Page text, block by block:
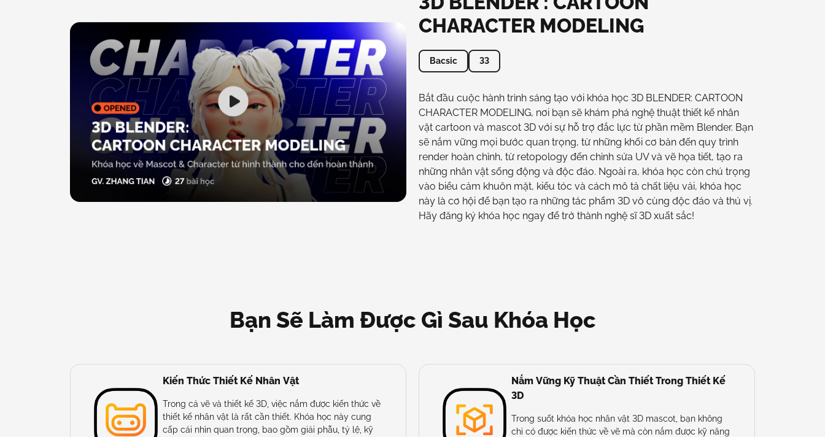
CHARACTER MODELING
Bacsic 33
Bắt đầu cuộc hành trình sáng tạo với khóa học 3D BLENDER: CARTOON
CHARACTER MODELING, nơi bạn sẽ khám phá nghệ thuật thiết kế nhân
vật cartoon và mascot 3D với sự hỗ trợ đắc lực từ phần mềm Blender. Bạn
sẽ nắm vững mọi bước quan trọng, từ những khối cơ bản đến quy trình
render hoàn chỉnh, từ retopology đến chỉnh sửa UV và vẽ họa tiết, tạo ra
những nhân vật sống động và độc đáo. Ngoài ra, khóa học còn chú trọng
vào biểu cảm khuôn mặt, kiểu tóc và cách mô tả chất liệu vải, khóa học
này là cơ hội để bạn tạo ra những tác phẩm 3D vô cùng độc đáo và thú vị.
Hãy đăng ký khóa học ngay để trở thành nghệ sĩ 3D xuất sắc!
Bạn Sẽ Làm Được Gì Sau Khóa Học
Kiến Thức Thiết Kế Nhân Vật
Trong cả vẽ và thiết kế 3D, việc nắm được kiến thức về
thiết kế nhân vật là rất cần thiết. Khóa học này cung
cấp cái nhìn quan trọng, bao gồm giải phẫu, tỷ lệ, kỹ
Nắm Vững Kỹ Thuật Cần Thiết Trong Thiết Kế
3D
Trong suốt khóa học nhân vật 3D mascot, bạn không
chỉ có được kiến thức về vẽ mà còn nắm được kỹ năng